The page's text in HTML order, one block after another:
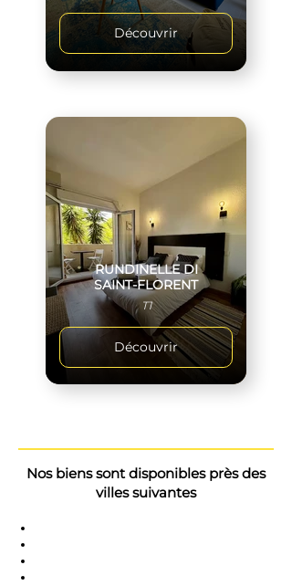
Découvrir
RUNDINELLE DI
SAINT-FLORENT
T1
Découvrir
Nos biens sont disponibles près des
villes suivantes